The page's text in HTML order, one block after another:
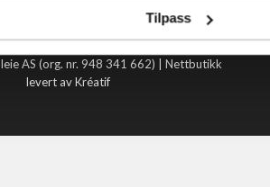
Tilpass
AS (org. nr. 948 341 662) | Nettbutikk
levert av Kréatif